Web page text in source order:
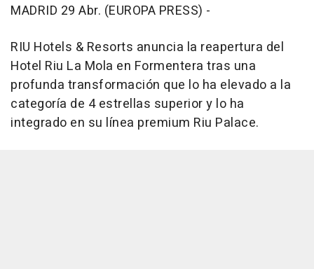
MADRID 29 Abr. (EUROPA PRESS) -
RIU Hotels & Resorts anuncia la reapertura del
Hotel Riu La Mola en Formentera tras una
profunda transformación que lo ha elevado a la
categoría de 4 estrellas superior y lo ha
integrado en su línea premium Riu Palace.